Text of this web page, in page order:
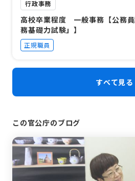
行政事務
高校卒業程度 一般事務【公務
務基礎力試験」】
正規職員
すべて見る
この官公庁のブログ